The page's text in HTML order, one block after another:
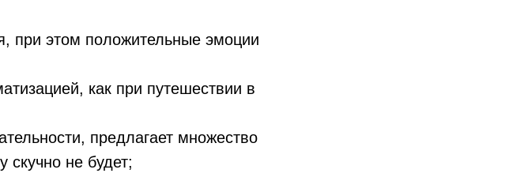
при этом положительные эмоции
как при путешествии в
предлагает множество
скучно не будет;